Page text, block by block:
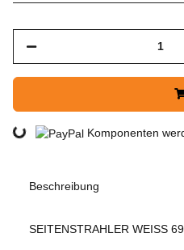
Loading... Komponenten
Beschreibung
SEITENSTRAHLER WEISS